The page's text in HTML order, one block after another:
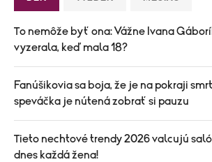
To nemôže byť ona: Vážne Ivana
vyzerala, keď mala 18?
Fanúšikovia sa boja, že je na pokraji
speváčka je nútená zobrať si pauzu
Tieto nechtové trendy 2026 valcujú
dnes každá žena!